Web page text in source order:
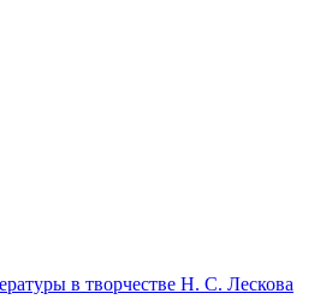
в творчестве Н. С. Лескова